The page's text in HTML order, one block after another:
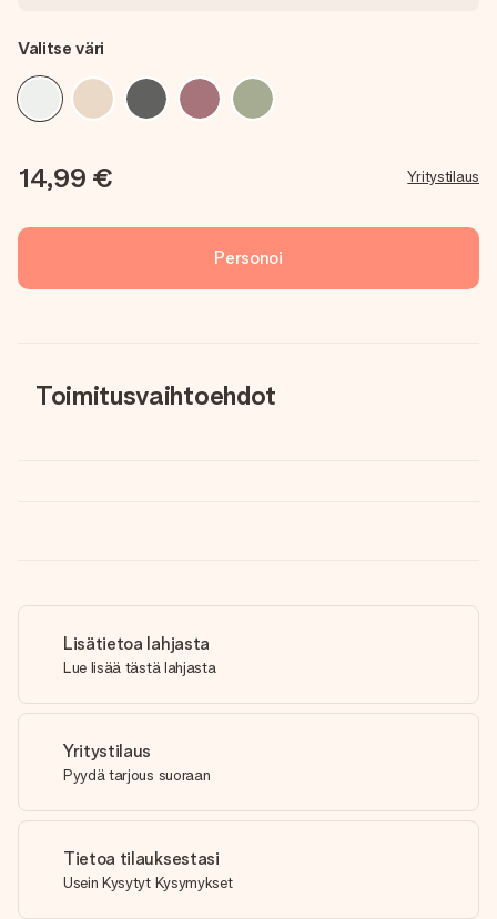
Valitse väri
14,99 € Yritystilaus
Personoi
Toimitusvaihtoehdot
Lisätietoa lahjasta
Lue lisää tästä lahjasta
Yritystilaus
Pyydä tarjous suoraan
Tietoa tilauksestasi
Usein Kysytyt Kysymykset